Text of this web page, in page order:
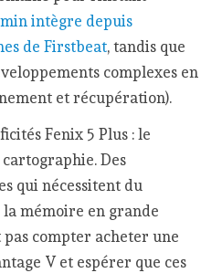
intègre depuis
de Firstbeat, tandis que
complexes en
et récupération).
Fenix 5 Plus : le
Des
qui nécessitent du
mémoire en grande
compter acheter une
V et espérer que ces